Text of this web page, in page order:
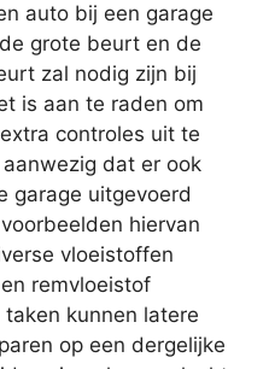
auto bij een garage
grote beurt en de
zal nodig zijn bij
is aan te raden om
controles uit te
dat er ook
garage uitgevoerd
hiervan
vloeistoffen
remvloeistof
kunnen latere
op een dergelijke